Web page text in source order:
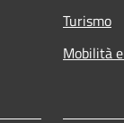
Turismo
Mobilità